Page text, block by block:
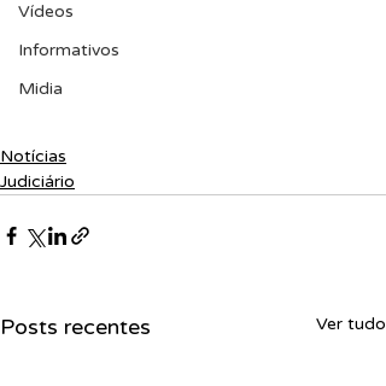
Vídeos
Informativos
Midia
Notícias
Judiciário
Posts recentes Ver tudo